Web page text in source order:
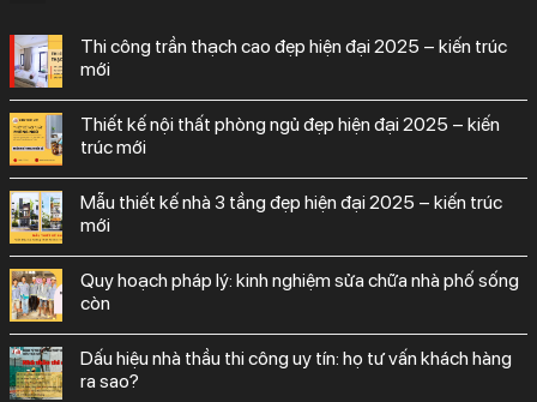
thi công trần thạch cao đẹp hiện đại 2025 – kiến trúc
mới
thiết kế nội thất phòng ngủ đẹp hiện đại 2025 – kiến
trúc mới
mẫu thiết kế nhà 3 tầng đẹp hiện đại 2025 – kiến trúc
mới
quy hoạch pháp lý: kinh nghiệm sửa chữa nhà phố sống
còn
dấu hiệu nhà thầu thi công uy tín: họ tư vấn khách hàng
ra sao?